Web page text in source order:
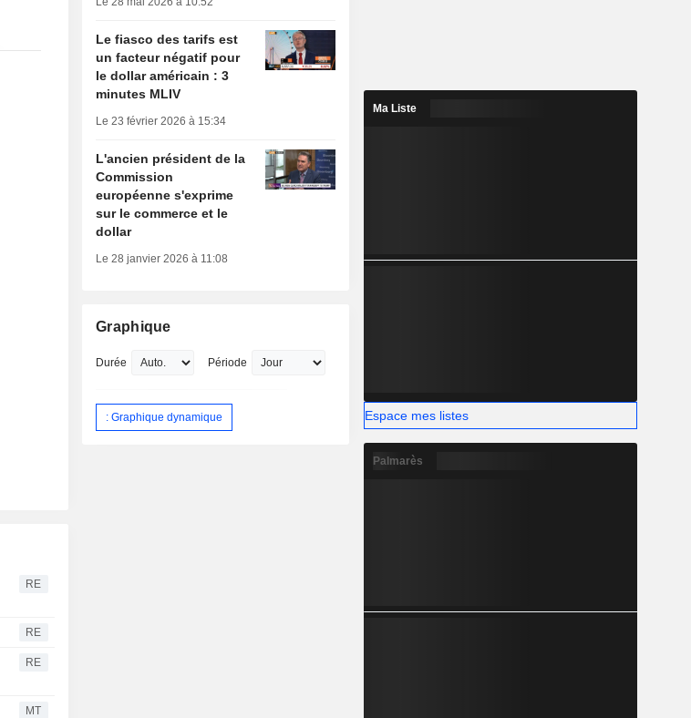
RE
RE
RE
MT
Le fiasco des tarifs est
un facteur négatif pour
le dollar américain : 3
minutes MLIV
Le 23 février 2026 à 15:34
L'ancien président de la
Commission
européenne s'exprime
sur le commerce et le
dollar
Le 28 janvier 2026 à 11:08
Graphique
Durée Période
: Graphique dynamique
Ma Liste
Espace mes listes
Palmarès